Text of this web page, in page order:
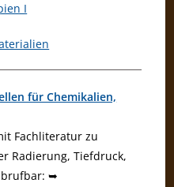
I
für Chemikalien,
Fachliteratur zu
Radierung, Tiefdruck,
➥